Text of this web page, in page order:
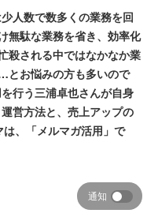
人数で数多くの業務を回
無駄な業務を省き、効率化
殺される中ではなかなか業
お悩みの方も多いので
行う三浦卓也さんが自身
営方法と、売上アップの
、「メルマガ活用」で
通知